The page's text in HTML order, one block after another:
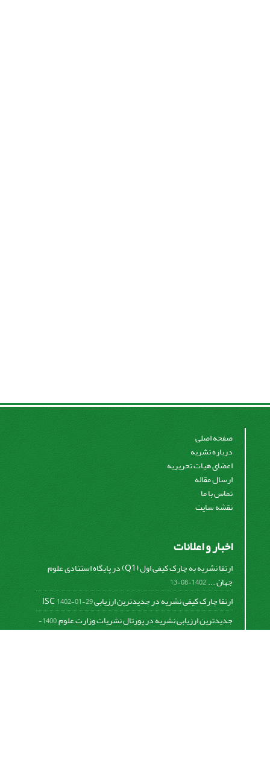
صفحه اصلی
درباره نشریه
اعضای هیات تحریریه
ارسال مقاله
تماس با ما
نقشه سایت
اخبار و اعلانات
ارتقا نشریه به چارک کیفی اول (Q1) در پایگاه استنادی علوم
جهان ...1402-08-13
ارتقا چارک کیفی نشریه در جدیدترین ارزیابی ISC1402-01-29
جدیدترین ارزیابی نشریه در پورتال نشریات وزارت علوم
1400-